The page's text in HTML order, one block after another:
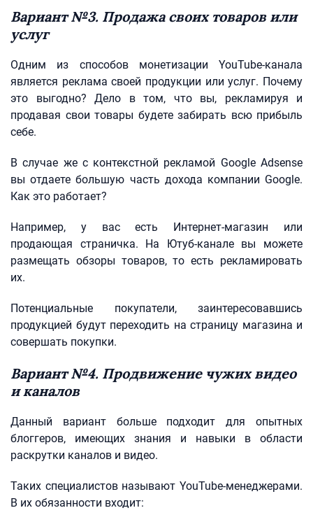
Вариант №3. Продажа своих товаров или
услуг
Одним из способов монетизации YouTube-канала
является реклама своей продукции или услуг. Почему
это выгодно? Дело в том, что вы, рекламируя и
продавая свои товары будете забирать всю прибыль
себе.
В случае же с контекстной рекламой Google Adsense
вы отдаете большую часть дохода компании Google.
Как это работает?
Например, у вас есть Интернет-магазин или
продающая страничка. На Ютуб-канале вы можете
размещать обзоры товаров, то есть рекламировать
их.
Потенциальные покупатели, заинтересовавшись
продукцией будут переходить на страницу магазина и
совершать покупки.
Вариант №4. Продвижение чужих видео
и каналов
Данный вариант больше подходит для опытных
блоггеров, имеющих знания и навыки в области
раскрутки каналов и видео.
Таких специалистов называют YouTube-менеджерами.
В их обязанности входит: